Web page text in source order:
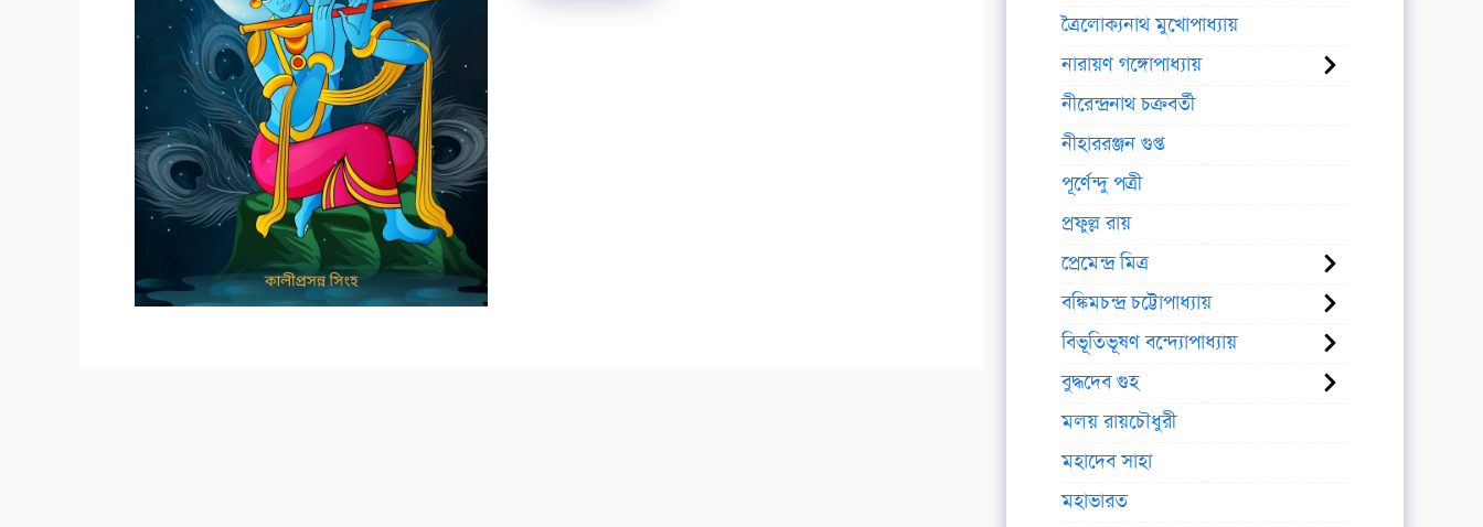
ত্রৈলোক্যনাথ মুখোপাধ্যায়
নারায়ণ গঙ্গোপাধ্যায়
নীরেন্দ্রনাথ চক্রবর্তী
নীহাররঞ্জন গুপ্ত
পূর্ণেন্দু পত্রী
প্রফুল্ল রায়
প্রেমেন্দ্র মিত্র
বঙ্কিমচন্দ্র চট্টোপাধ্যায়
বিভূতিভূষণ বন্দ্যোপাধ্যায়
বুদ্ধদেব গুহ
মলয় রায়চৌধুরী
মহাদেব সাহা
মহাভারত